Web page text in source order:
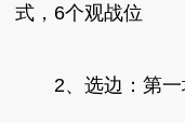
式，6个观战位
2、选边：第一